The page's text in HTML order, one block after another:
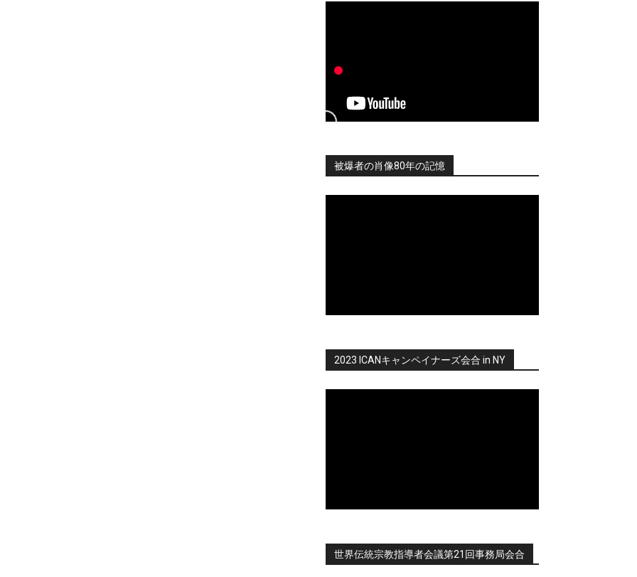
被爆者の肖像80年の記憶
2023 ICANキャンペイナーズ会合 in NY
世界伝統宗教指導者会議第21回事務局会合